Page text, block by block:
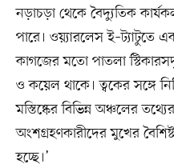
নড়াচড়া থেকে বৈদ্যুতিক
পারে। ওয়্যারলেস ই–ট্যাটুতে
কাগজের মতো পাতলা
ও কয়েল থাকে। ত্বকের সঙ্গে
মস্তিষ্কের বিভিন্ন অঞ্চলের
অংশগ্রহণকারীদের মুখের
হচ্ছে।’